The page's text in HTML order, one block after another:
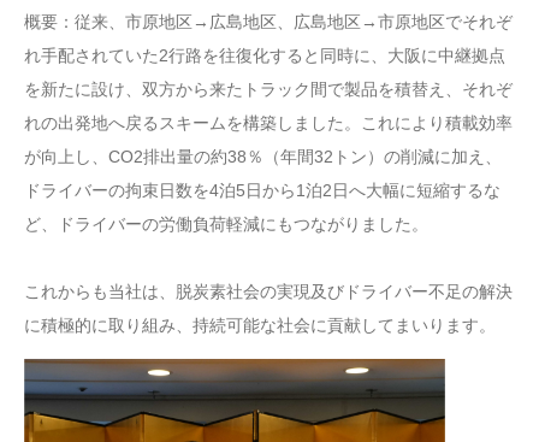
概要：従来、市原地区→広島地区、広島地区→市原地区でそれぞ
れ手配されていた2行路を往復化すると同時に、大阪に中継拠点
を新たに設け、双方から来たトラック間で製品を積替え、それぞ
れの出発地へ戻るスキームを構築しました。これにより積載効率
が向上し、CO2排出量の約38％（年間32トン）の削減に加え、
ドライバーの拘束日数を4泊5日から1泊2日へ大幅に短縮するな
ど、ドライバーの労働負荷軽減にもつながりました。
これからも当社は、脱炭素社会の実現及びドライバー不足の解決
に積極的に取り組み、持続可能な社会に貢献してまいります。